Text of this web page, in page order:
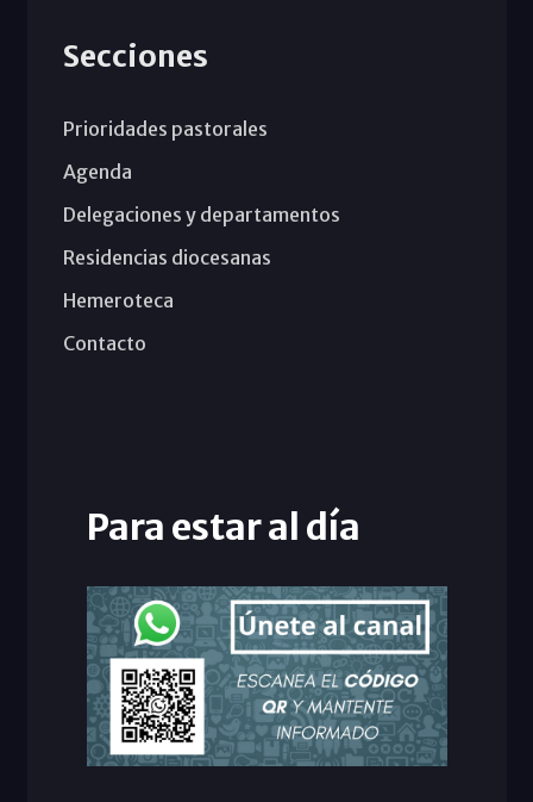
Secciones
Prioridades pastorales
Agenda
Delegaciones y departamentos
Residencias diocesanas
Hemeroteca
Contacto
Para estar al día